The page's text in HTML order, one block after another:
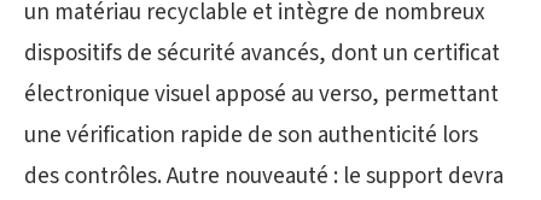
un matériau recyclable et intègre de nombreux
dispositifs de sécurité avancés, dont un certificat
électronique visuel apposé au verso, permettant
une vérification rapide de son authenticité lors
des contrôles. Autre nouveauté : le support devra